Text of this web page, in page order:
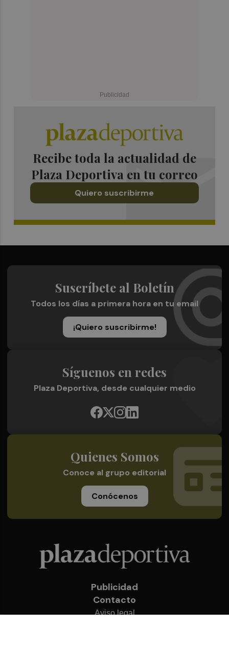
Recibe toda la actualidad de
Plaza Deportiva en tu correo
Quiero suscribirme
Suscríbete al Boletín
Todos los días a primera hora en tu email
¡Quiero suscribirme!
Síguenos en redes
Plaza Deportiva, desde cualquier medio
Quienes Somos
Conoce al grupo editorial
Conócenos
Publicidad
Contacto
Aviso legal